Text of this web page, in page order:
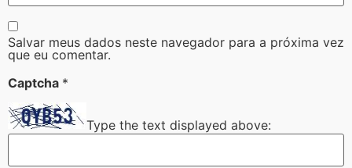
Salvar meus dados neste navegador para a próxima vez
que eu comentar.
Captcha *
Type the text displayed above: